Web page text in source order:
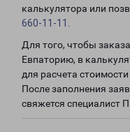
калькулятора или
660-11-11
Для того, чтобы
Евпаторию, в
для расчета
После заполнения
свяжется специалист